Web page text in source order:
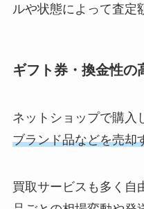
ルや状態によって査定
ギフト券・換金性の
ネットショップで購入
ブランド品などを売却
買取サービスも多く自